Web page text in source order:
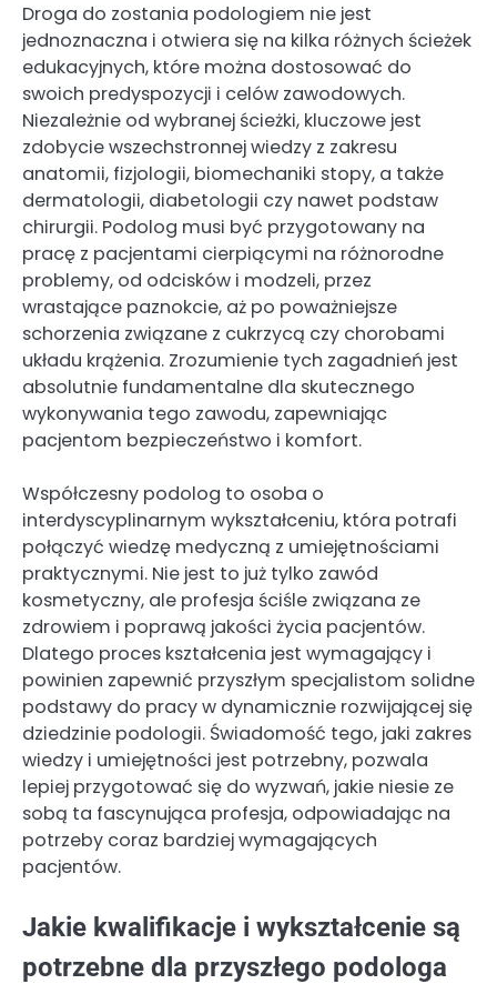
Droga do zostania podologiem nie jest
jednoznaczna i otwiera się na kilka różnych ścieżek
edukacyjnych, które można dostosować do
swoich predyspozycji i celów zawodowych.
Niezależnie od wybranej ścieżki, kluczowe jest
zdobycie wszechstronnej wiedzy z zakresu
anatomii, fizjologii, biomechaniki stopy, a także
dermatologii, diabetologii czy nawet podstaw
chirurgii. Podolog musi być przygotowany na
pracę z pacjentami cierpiącymi na różnorodne
problemy, od odcisków i modzeli, przez
wrastające paznokcie, aż po poważniejsze
schorzenia związane z cukrzycą czy chorobami
układu krążenia. Zrozumienie tych zagadnień jest
absolutnie fundamentalne dla skutecznego
wykonywania tego zawodu, zapewniając
pacjentom bezpieczeństwo i komfort.
Współczesny podolog to osoba o
interdyscyplinarnym wykształceniu, która potrafi
połączyć wiedzę medyczną z umiejętnościami
praktycznymi. Nie jest to już tylko zawód
kosmetyczny, ale profesja ściśle związana ze
zdrowiem i poprawą jakości życia pacjentów.
Dlatego proces kształcenia jest wymagający i
powinien zapewnić przyszłym specjalistom solidne
podstawy do pracy w dynamicznie rozwijającej się
dziedzinie podologii. Świadomość tego, jaki zakres
wiedzy i umiejętności jest potrzebny, pozwala
lepiej przygotować się do wyzwań, jakie niesie ze
sobą ta fascynująca profesja, odpowiadając na
potrzeby coraz bardziej wymagających
pacjentów.
Jakie kwalifikacje i wykształcenie są
potrzebne dla przyszłego podologa